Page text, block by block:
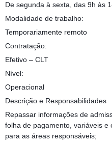
De segunda à sexta, das 9h às
Modalidade de trabalho:
Temporariamente remoto
Contratação:
Efetivo – CLT
Nível:
Operacional
Descrição e Responsabilidades
Repassar informações de
folha de pagamento, variáveis
para as áreas responsáveis;